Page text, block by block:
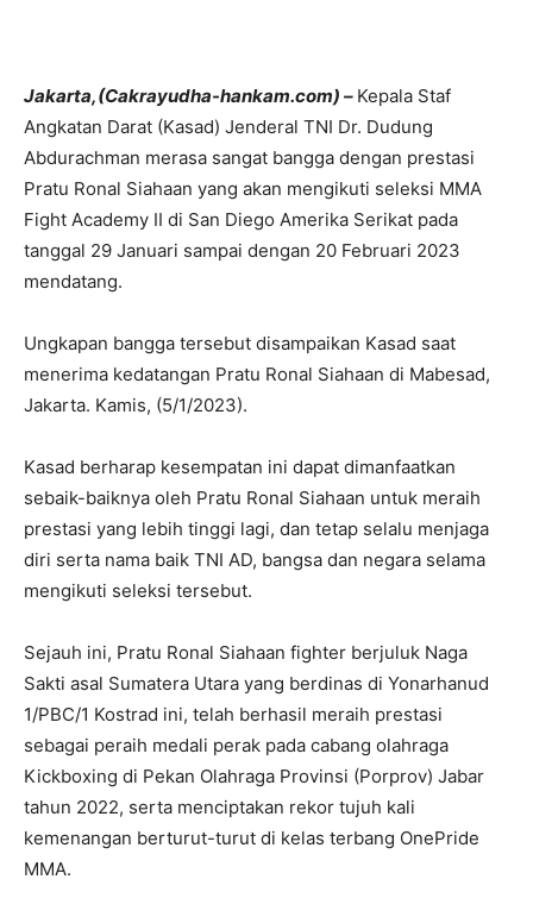
Jakarta,(Cakrayudha-hankam.com) – Kepala Staf
Angkatan Darat (Kasad) Jenderal TNI Dr. Dudung
Abdurachman merasa sangat bangga dengan prestasi
Pratu Ronal Siahaan yang akan mengikuti seleksi MMA
Fight Academy II di San Diego Amerika Serikat pada
tanggal 29 Januari sampai dengan 20 Februari 2023
mendatang.
Ungkapan bangga tersebut disampaikan Kasad saat
menerima kedatangan Pratu Ronal Siahaan di Mabesad,
Jakarta. Kamis, (5/1/2023).
Kasad berharap kesempatan ini dapat dimanfaatkan
sebaik-baiknya oleh Pratu Ronal Siahaan untuk meraih
prestasi yang lebih tinggi lagi, dan tetap selalu menjaga
diri serta nama baik TNI AD, bangsa dan negara selama
mengikuti seleksi tersebut.
Sejauh ini, Pratu Ronal Siahaan fighter berjuluk Naga
Sakti asal Sumatera Utara yang berdinas di Yonarhanud
1/PBC/1 Kostrad ini, telah berhasil meraih prestasi
sebagai peraih medali perak pada cabang olahraga
Kickboxing di Pekan Olahraga Provinsi (Porprov) Jabar
tahun 2022, serta menciptakan rekor tujuh kali
kemenangan berturut-turut di kelas terbang OnePride
MMA.